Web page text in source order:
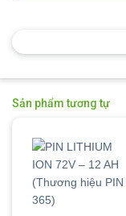
Sản phẩm tương tự